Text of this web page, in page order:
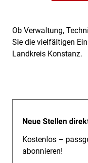
Ob Verwaltung,
Sie die vielfältigen
Landkreis Konstanz.
Neue Stellen
Kostenlos –
abonnieren!